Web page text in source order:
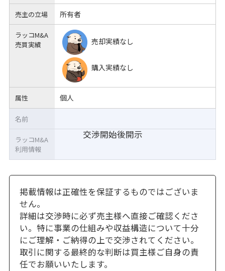
売主の立場 所有者
ラッコM&A
売買実績
売却実績なし
購入実績なし
属性 個人
交渉開始後開示
名前
ラッコM&A
利用情報
掲載情報は正確性を保証するものではございま
せん。
詳細は交渉時に必ず売主様へ直接ご確認くださ
い。特に事業の仕組みや収益構造について十分
にご理解・ご納得の上で交渉されてください。
取引に関する最終的な判断は買主様ご自身の責
任でお願いいたします。